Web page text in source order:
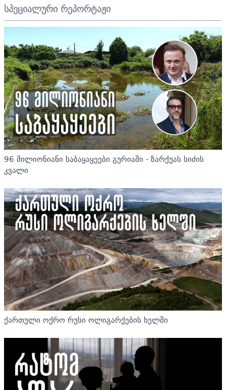
სპეციალური რეპორტაჟი
96 მილიონიანი საბაყაყეები გურიაში - ზარქუას სიძის
კვალი
ქართული ოქრო რუსი ოლიგარქების ხელში